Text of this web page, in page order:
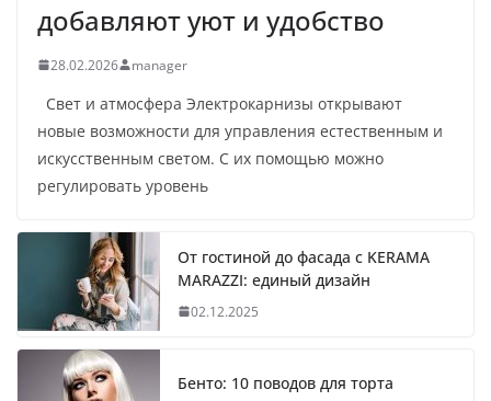
добавляют уют и удобство
28.02.2026 manager
Свет и атмосфера Электрокарнизы открывают
новые возможности для управления естественным и
искусственным светом. С их помощью можно
регулировать уровень
От гостиной до фасада с KERAMA
MARAZZI: единый дизайн
02.12.2025
Бенто: 10 поводов для торта